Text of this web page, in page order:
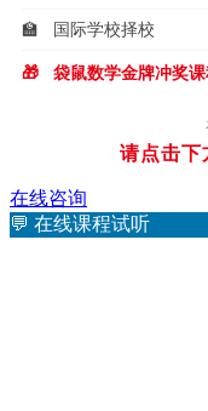
🏫 国际学校择校
🎁 袋鼠数学金牌冲奖课
请点击下
在线咨询
💬 在线课程试听